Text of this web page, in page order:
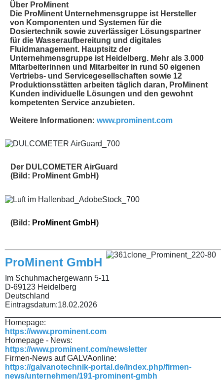
Über ProMinent
Die ProMinent Unternehmensgruppe ist Hersteller
von Komponenten und Systemen für die
Dosiertechnik sowie zuverlässiger Lösungspartner
für die Wasseraufbereitung und digitales
Fluidmanagement. Hauptsitz der
Unternehmensgruppe ist Heidelberg. Mehr als 3.000
Mitarbeiterinnen und Mitarbeiter in rund 50 eigenen
Vertriebs- und Servicegesellschaften sowie 12
Produktionsstätten arbeiten täglich daran, ProMinent
Kunden individuelle Lösungen und den gewohnt
kompetenten Service anzubieten.
Weitere Informationen: www.prominent.com
Der DULCOMETER AirGuard
(Bild: ProMinent GmbH)
(Bild: ProMinent GmbH)
ProMinent GmbH
Im Schuhmachergewann 5-11
D-69123 Heidelberg
Deutschland
Eintragsdatum:18.02.2026
Homepage:
https://www.prominent.com
Homepage - News:
https://www.prominent.com/newsletter
Firmen-News auf GALVAonline:
https://galvanotechnik-portal.de/index.php/firmen-
news/unternehmen/191-prominent-gmbh